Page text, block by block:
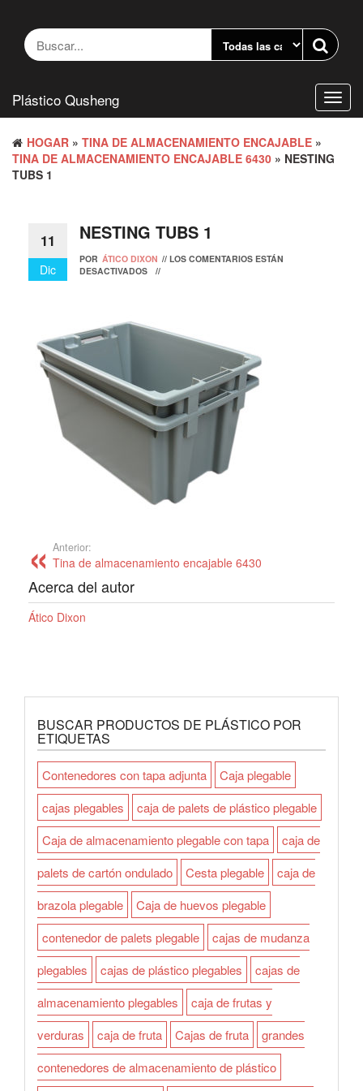
contenido
Plástico Qusheng
HOGAR » TINA DE ALMACENAMIENTO ENCAJABLE »
TINA DE ALMACENAMIENTO ENCAJABLE 6430 » NESTING
TUBS 1
11
Dic
NESTING TUBS 1
POR ÁTICO DIXON // LOS COMENTARIOS ESTÁN
DESACTIVADOS
//
Anterior:
Tina de almacenamiento encajable 6430
Acerca del autor
Ático Dixon
BUSCAR PRODUCTOS DE PLÁSTICO POR
ETIQUETAS
Contenedores con tapa adjunta
Caja plegable
cajas plegables
caja de palets de plástico plegable
Caja de almacenamiento plegable con tapa
caja de
palets de cartón ondulado
Cesta plegable
caja de
brazola plegable
Caja de huevos plegable
contenedor de palets plegable
cajas de mudanza
plegables
cajas de plástico plegables
cajas de
almacenamiento plegables
caja de frutas y
verduras
caja de fruta Cajas de fruta
grandes
contenedores de almacenamiento de plástico